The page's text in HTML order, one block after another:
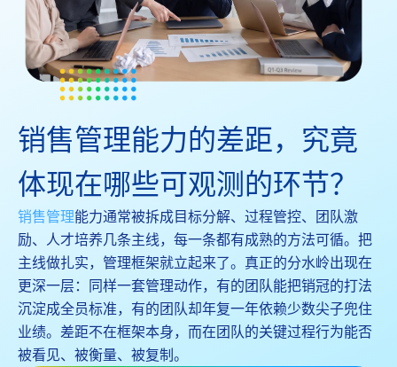
销售管理能力的差距，究竟
体现在哪些可观测的环节？
销售管理能力通常被拆成目标分解、过程管控、团队激
励、人才培养几条主线，每一条都有成熟的方法可循。把
主线做扎实，管理框架就立起来了。真正的分水岭出现在
更深一层：同样一套管理动作，有的团队能把销冠的打法
沉淀成全员标准，有的团队却年复一年依赖少数尖子兜住
业绩。差距不在框架本身，而在团队的关键过程行为能否
被看见、被衡量、被复制。